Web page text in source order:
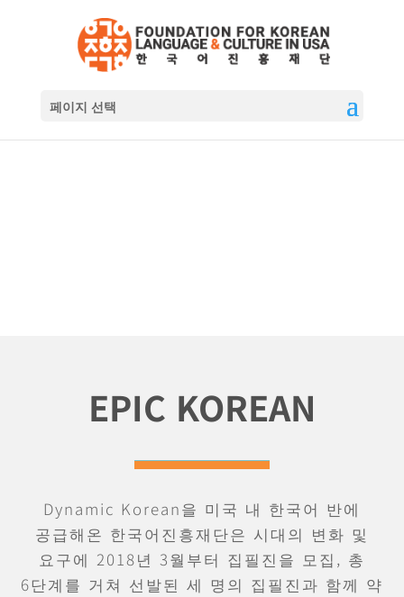
페이지 선택
EPIC KOREAN
Dynamic Korean을 미국 내 한국어 반에
공급해온 한국어진흥재단은 시대의 변화 및
요구에 2018년 3월부터 집필진을 모집, 총
6단계를 거쳐 선발된 세 명의 집필진과 함께 약